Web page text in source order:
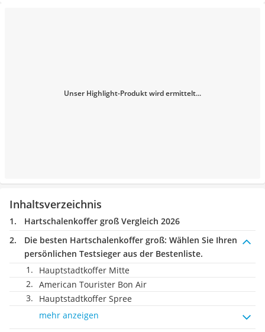
Unser Highlight-Produkt wird ermittelt...
Inhaltsverzeichnis
Hartschalenkoffer groß Vergleich 2026
Die besten Hartschalenkoffer groß: Wählen Sie Ihren
persönlichen Testsieger aus der Bestenliste.
Hauptstadtkoffer Mitte
American Tourister Bon Air
Hauptstadtkoffer Spree
mehr anzeigen